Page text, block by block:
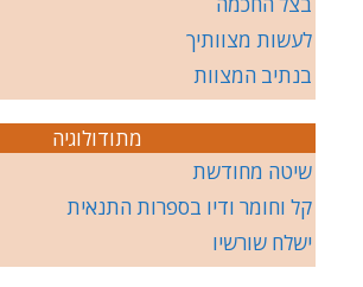
לעשות מצוותיך
בנתיב המצוות
מתודולוגיה
שיטה מחודשת
קל וחומר ודיו בספרות התנאית
ישלח שורשיו